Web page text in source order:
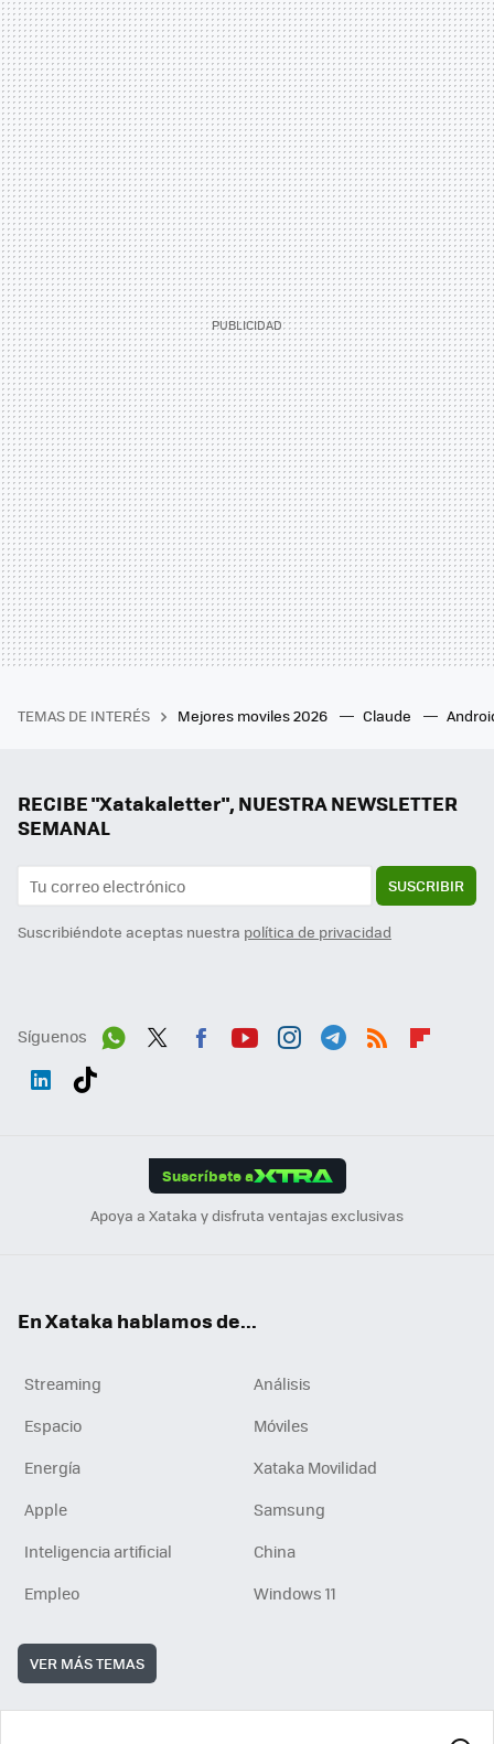
TEMAS DE INTERÉS Mejores moviles 2026 Claude
RECIBE "Xatakaletter", NUESTRA NEWSLETTER
SEMANAL
SUSCRIBIR
Suscribiéndote aceptas nuestra política de privacidad
Síguenos
Suscríbete a
Apoya a Xataka y disfruta ventajas exclusivas
En Xataka hablamos de...
Streaming
Análisis
Espacio
Móviles
Energía
Xataka Movilidad
Apple
Samsung
Inteligencia artificial
China
Empleo
Windows 11
VER MÁS TEMAS